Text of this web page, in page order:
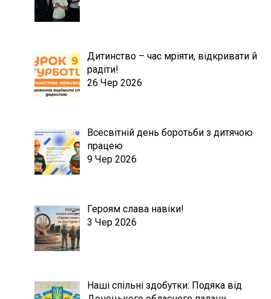
Дитинство – час мріяти, відкривати й
радіти!
26 Чер 2026
Всесвітній день боротьби з дитячою
працею
9 Чер 2026
Героям слава навіки!
3 Чер 2026
Наші спільні здобутки: Подяка від